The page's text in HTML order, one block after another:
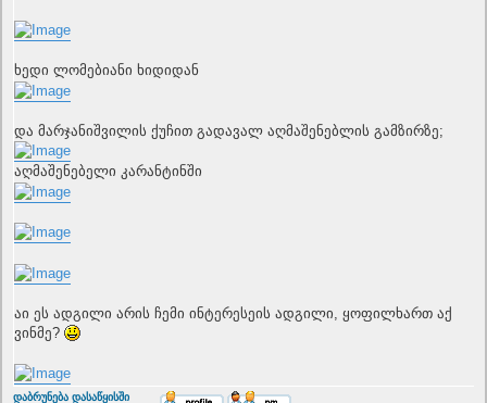
ხედი ლომებიანი ხიდიდან
და მარჯანიშვილის ქუჩით გადავალ აღმაშენებლის გამზირზე;
აღმაშენებელი კარანტინში
აი ეს ადგილი არის ჩემი ინტერესეის ადგილი, ყოფილხართ აქ
ვინმე?
T
დაბრუნება დასაწყისში